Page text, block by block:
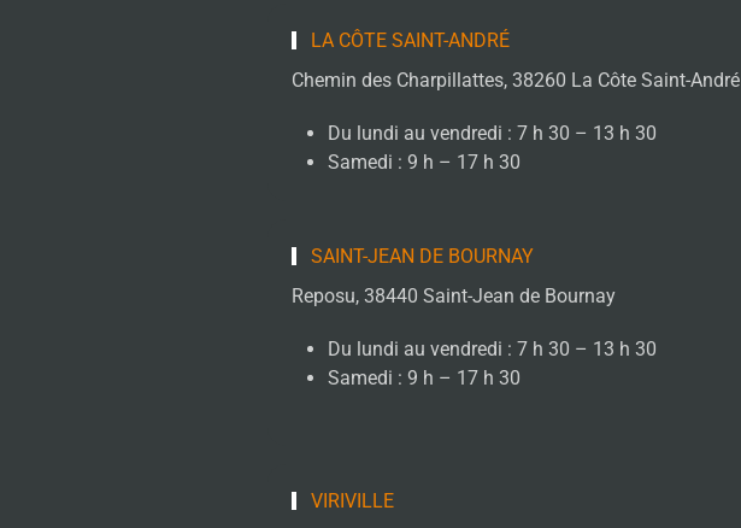
LA CÔTE SAINT-ANDRÉ
Chemin des Charpillattes, 38260 La Côte Saint-André
Du lundi au vendredi : 7 h 30 – 13 h 30
Samedi : 9 h – 17 h 30
SAINT-JEAN DE BOURNAY
Reposu, 38440 Saint-Jean de Bournay
Du lundi au vendredi : 7 h 30 – 13 h 30
Samedi : 9 h – 17 h 30
VIRIVILLE